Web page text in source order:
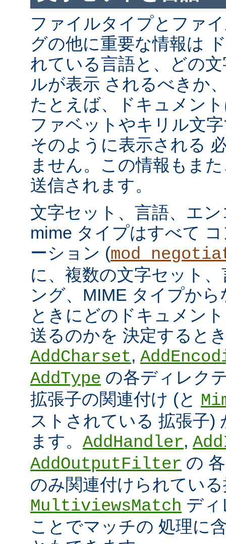
ファイルタイプとファ
グの他に重要な情報は
れている言語と、どの
ルが表示 されるべきか
たとえば、ドキュメン
ファベットやキリル文
そのように表示される
ません。この情報もま
送信されます。
文字セット、言語、エ
mime タイプはすべて
ーション (
に、複数の文字セット
ング、MIME タイプか
ときにどのドキュメン
送るのかを 決定すると
AddCharset,
AddType の各ディレク
拡張子の関連付け (と
ストされている 拡張子)
ます。 AddHandler,
AddOutputFilter の
のみ関連付けられてい
MultiviewsMatch デ
ことでマッチの 処理に